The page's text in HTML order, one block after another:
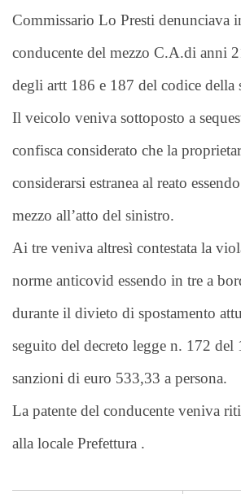
Commissario Lo Presti denunciava
conducente del mezzo C.A.di anni
degli artt 186 e 187 del codice della
Il veicolo veniva sottoposto a
confisca considerato che la
considerarsi estranea al reato
mezzo all’atto del sinistro.
Ai tre veniva altresì contestata la
norme anticovid essendo in tre a
durante il divieto di spostamento
seguito del decreto legge n. 172 del
sanzioni di euro 533,33 a persona.
La patente del conducente veniva
alla locale Prefettura .